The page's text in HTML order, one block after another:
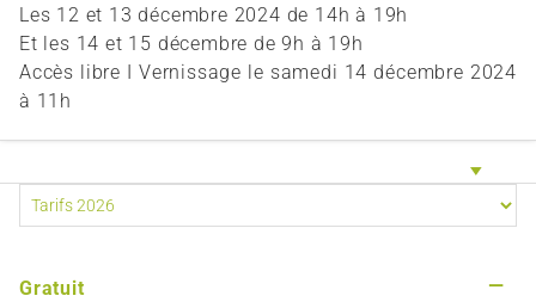
Les 12 et 13 décembre 2024 de 14h à 19h
Et les 14 et 15 décembre de 9h à 19h
Accès libre I Vernissage le samedi 14 décembre 2024
à 11h
Gratuit —